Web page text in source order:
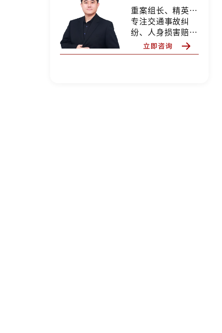
重案组长、精英律师
专注交通事故纠
纷、人身损害赔
偿、合同纠纷、婚
姻家事等